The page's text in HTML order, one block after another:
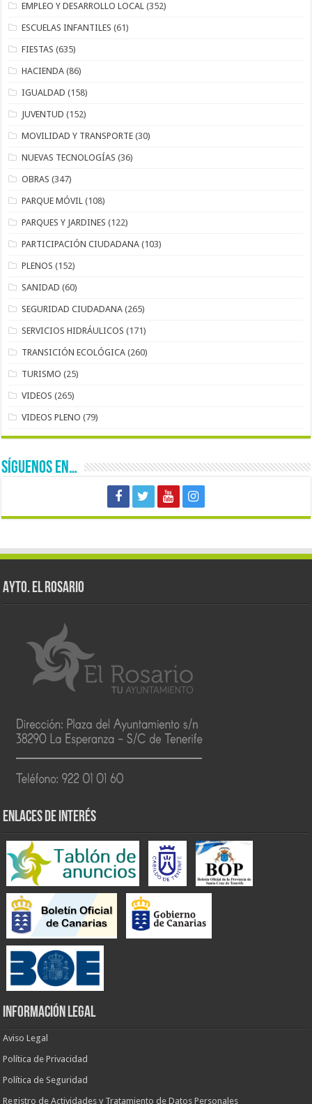
EMPLEO Y DESARROLLO LOCAL (352)
ESCUELAS INFANTILES (61)
FIESTAS (635)
HACIENDA (86)
IGUALDAD (158)
JUVENTUD (152)
MOVILIDAD Y TRANSPORTE (30)
NUEVAS TECNOLOGÍAS (36)
OBRAS (347)
PARQUE MÓVIL (108)
PARQUES Y JARDINES (122)
PARTICIPACIÓN CIUDADANA (103)
PLENOS (152)
SANIDAD (60)
SEGURIDAD CIUDADANA (265)
SERVICIOS HIDRÁULICOS (171)
TRANSICIÓN ECOLÓGICA (260)
TURISMO (25)
VIDEOS (265)
VIDEOS PLENO (79)
SÍGUENOS EN…
AYTO. EL ROSARIO
ENLACES DE INTERÉS
INFORMACIÓN LEGAL
Aviso Legal
Política de Privacidad
Política de Seguridad
Registro de Actividades y Tratamiento de Datos Personales